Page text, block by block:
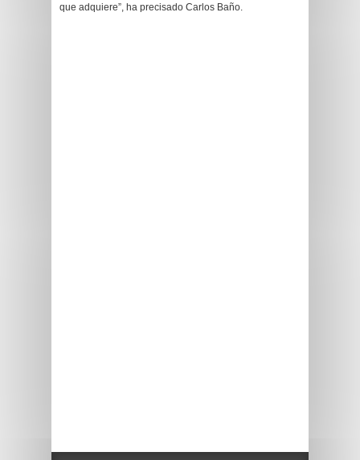
que adquiere”, ha precisado Carlos Baño.